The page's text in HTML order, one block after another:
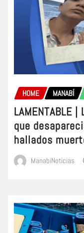
HOME MANABÍ
LAMENTABLE
que
hallados
ManabiNoticias